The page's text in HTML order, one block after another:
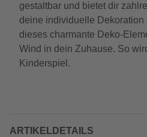
gestaltbar und bietet dir
deine individuelle Dekoration
dieses charmante Deko-
Wind in dein Zuhause. So
Kinderspiel.
ARTIKELDETAILS